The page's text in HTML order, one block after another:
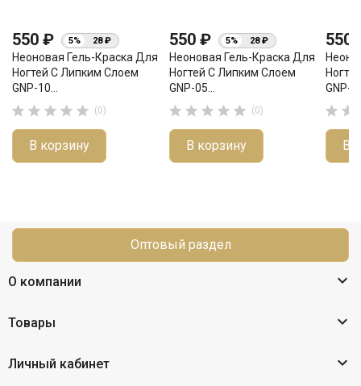
550 ₽ 5% 28 ₽
Неоновая Гель-Краска Для
Ногтей С Липким Слоем
GNP-10...
     (0)
В корзину
550 ₽ 5% 28 ₽
Неоновая Гель-Краска Для
Ногтей С Липким Слоем
GNP-05...
     (0)
В корзину
550
GNP-
 
В
Оптовый раздел
О компании 
Товары 
Личный кабинет 